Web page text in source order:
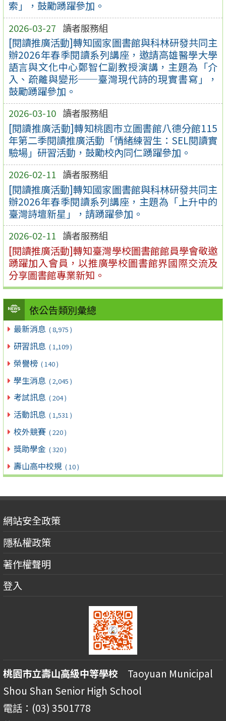
索」，鼓勵踴躍參加。
2026-03-27 讀者服務組
[閱讀推廣活動]轉知國家圖書館與科林研發共同主
辦2026年春季閱讀系列講座，邀請高雄醫學大學
語言與文化中心鄭智仁副教授演講，主題為「介
入、疏離與變形──臺灣現代詩的現實書寫」，
鼓勵踴躍參加。
2026-03-10 讀者服務組
[閱讀推廣活動]轉知桃園市立圖書館八德分館115
年第二季閱讀推廣活動「情緒練習生：SEL閱讀實
驗場」研習活動，鼓勵校內同仁踴躍參加。
2026-02-11 讀者服務組
[閱讀推廣活動]轉知國家圖書館與科林研發共同主
辦2026年春季閱讀系列講座，主題為「上升中的
臺灣詩壇新星」，請踴躍參加。
2026-02-11 讀者服務組
[閱讀推廣活動]轉知臺灣學校圖書館館員學會敬邀
踴躍加入會員，以推廣學校圖書館界國際交流及
分享圖書館專業新知。
依公告類別彙總
最新消息 ( 8,975 )
研習訊息 ( 1,109 )
榮譽榜 ( 140 )
學生消息 ( 2,045 )
考試訊息 ( 204 )
活動訊息 ( 1,531 )
校外競賽 ( 220 )
獎助學金 ( 320 )
壽山高中校規 ( 10 )
網站安全政策
隱私權政策
著作權聲明
登入
桃園市立壽山高級中等學校 Taoyuan Municipal
Shou Shan Senior High School
電話：(03) 3501778